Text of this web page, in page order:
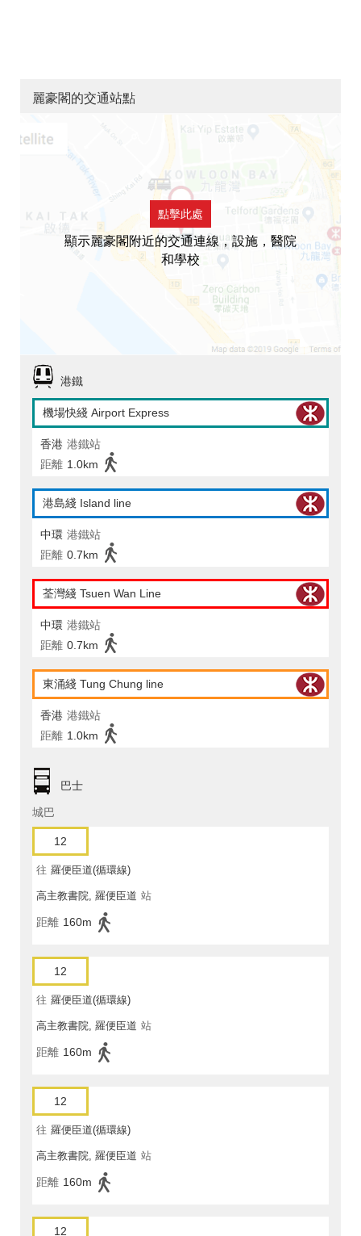
麗豪閣的交通站點
點擊此處
顯示麗豪閣附近的交通連線，設施，醫院
和學校
港鐵
機場快綫 Airport Express
香港 港鐵站
距離 1.0km
港島綫 Island line
中環 港鐵站
距離 0.7km
荃灣綫 Tsuen Wan Line
中環 港鐵站
距離 0.7km
東涌綫 Tung Chung line
香港 港鐵站
距離 1.0km
巴士
城巴
12
往 羅便臣道(循環線)
高主教書院, 羅便臣道 站
距離 160m
12
往 羅便臣道(循環線)
高主教書院, 羅便臣道 站
距離 160m
12
往 羅便臣道(循環線)
高主教書院, 羅便臣道 站
距離 160m
12